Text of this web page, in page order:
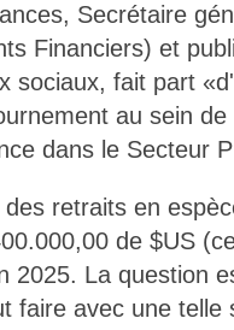
Secrétaire
Financiers) et
sociaux, fait part
au sein de
dans le Secteur
retraits en
de $US
2025. La question
faire avec une telle